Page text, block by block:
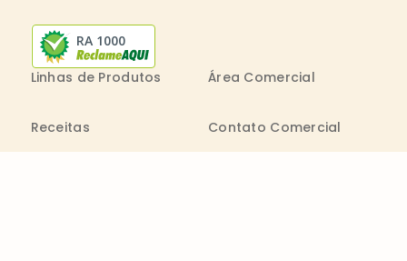
RA 1000
Linhas de Produtos Área Comercial
Receitas Contato Comercial